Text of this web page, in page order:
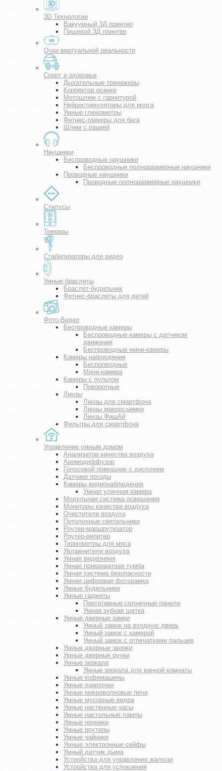
3D Технологии
Вакуумный 3Д принтер
Пищевой 3Д принтер
Очки виртуальной реальности
Спорт и здоровье
Дыхательные тренажеры
Корректор осанки
Мотошлем с гарнитурой
Нейростимуляторы для мозга
Умные глюкометры
Фитнес-трекеры для бега
Шлем с рацией
Наушники
Беспроводные наушники
Беспроводные полноразмерные наушники
Проводные наушники
Проводные полноразмерные наушники
Стилусы
Трекеры
Стабилизаторы для видео
Умные браслеты
Браслет-будильник
Фитнес-браслеты для детей
Фото-Видео
Беспроводные камеры
Беспроводные камеры с датчиком
движения
Беспроводные мини-камеры
Камеры наблюдения
Беспроводные
Мини-камера
Камеры с пультом
Поворотные
Линзы
Линзы для смартфона
Линзы макросъемки
Линзы ФишАй
Фильтры для смартфона
Управление умным домом
Анализатор качества воздуха
Аромодиффузор
Голосовой помощник с дисплеем
Датчики погоды
Камеры видеонаблюдения
Умная уличная камера
Модульная система освещения
Мониторы качества воздуха
Очистители воздуха
Потолочные светильники
Роутер-маршрутизатор
Роутер-репитер
Термометры для мяса
Увлажнители воздуха
Умная видеоняня
Умная прикроватная тумба
Умная система безопасности
Умная цифровая фоторамка
Умные будильники
Умные гаджеты
Портативные солнечные панели
Умная зубная щетка
Умные дверные замки
Умный замок на входную дверь
Умный замок с камерой
Умный замок с отпечатками пальцев
Умные дверные звонки
Умные дверные ручки
Умные зеркала
Умные зеркала для ванной комнаты
Умные кофемашины
Умные лампочки
Умные микроволновые печи
Умные мусорные ведра
Умные настенные часы
Умные настольные лампы
Умные ночники
Умные роутеры
Умные чайники
Умные электронные сейфы
Умный датчик дыма
Устройства для управления жалюзи
Устройства для успокоения